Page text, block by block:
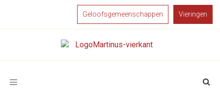
Geloofsgemeenschappen Vieringen
Toggle